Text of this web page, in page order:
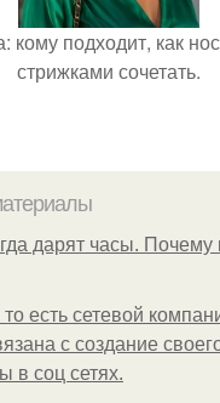
кому подходит, как
стрижками сочетать.
дарят часы. Почему
есть сетевой
с создание
в соц сетях.